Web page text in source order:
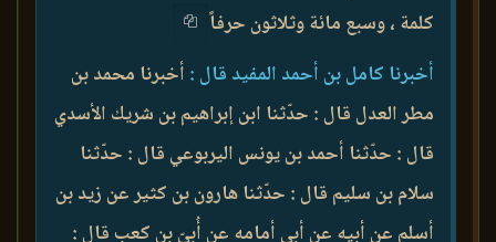
كلمة ، وسبع مائة وثلاثون حرفاً
أخبرنا كامل بن أحمد المفيد قال : أخبرنا محمد بن
مطر العدل قال : حدّثنا ابن إبراهيم بن شريك الأسدي
قال : حدّثنا أحمد بن يونس اليربوعي قال : حدّثنا
سلام بن سليم قال : حدّثنا هارون بن كثير عن زيد بن
أسلم عن أبيه عن أبي أمامه عن أُبيّ بن كعب قال :